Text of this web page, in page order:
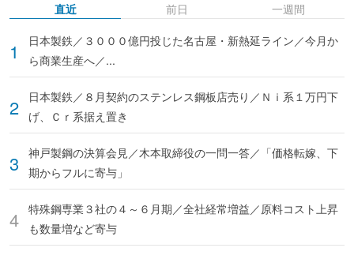
直近
日本製鉄／３０００億円投じた名古屋・新熱延ライン／今月か
ら商業生産へ／...
日本製鉄／８月契約のステンレス鋼板店売り／Ｎｉ系１万円下
げ、Ｃｒ系据え置き
神戸製鋼の決算会見／木本取締役の一問一答／「価格転嫁、下
期からフルに寄与」
特殊鋼専業３社の４～６月期／全社経常増益／原料コスト上昇
も数量増など寄与
前日 一週間